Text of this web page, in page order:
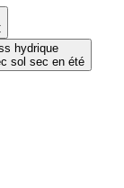
hydrique
sol sec en été